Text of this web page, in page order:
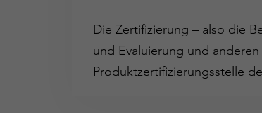
Die Zertifizierung – also die
und Evaluierung und
Produktzertifizierungsstelle